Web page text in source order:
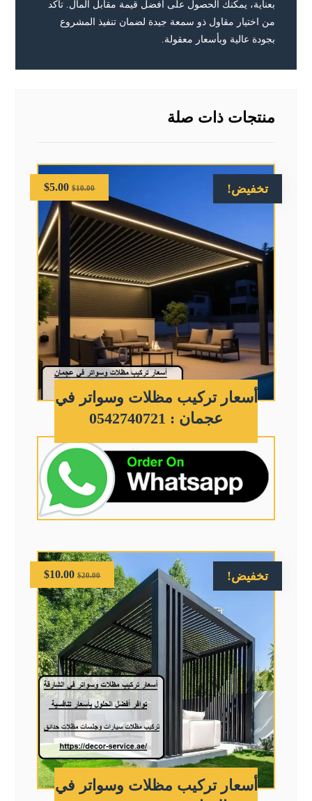
بعناية، يمكنك الحصول على أفضل قيمة مقابل المال. تأكد
من اختيار مقاول ذو سمعة جيدة لضمان تنفيذ المشروع
بجودة عالية وبأسعار معقولة.
منتجات ذات صلة
تخفيض!
أسعار تركيب مظلات وسواتر في
عجمان : 0542740721
$10.00
$5.00
تخفيض!
أسعار تركيب مظلات وسواتر في
$20.00
$10.00